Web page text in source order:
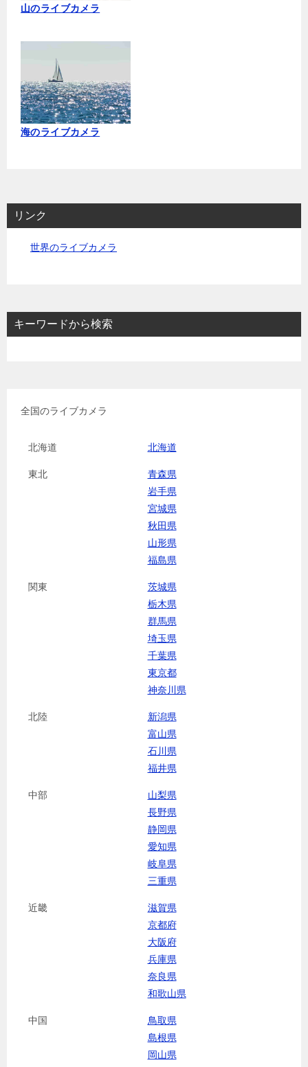
山のライブカメラ
海のライブカメラ
リンク
世界のライブカメラ
キーワードから検索
全国のライブカメラ
北海道 北海道
東北
青森県
岩手県
宮城県
秋田県
山形県
福島県
関東
茨城県
栃木県
群馬県
埼玉県
千葉県
東京都
神奈川県
北陸
新潟県
富山県
石川県
福井県
中部
山梨県
長野県
静岡県
愛知県
岐阜県
三重県
近畿
滋賀県
京都府
大阪府
兵庫県
奈良県
和歌山県
中国
鳥取県
島根県
岡山県